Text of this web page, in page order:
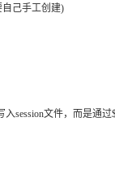
自己手工创建)
session文件，而